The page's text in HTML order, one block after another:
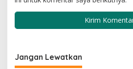
Jangan Lewatkan